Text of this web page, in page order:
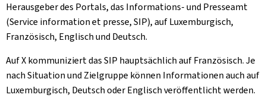
Herausgeber des Portals, das Informations- und Presseamt
(Service information et presse, SIP), auf Luxemburgisch,
Französisch, Englisch und Deutsch.
Auf X kommuniziert das SIP hauptsächlich auf Französisch. Je
nach Situation und Zielgruppe können Informationen auch auf
Luxemburgisch, Deutsch oder Englisch veröffentlicht werden.